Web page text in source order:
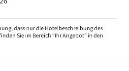
dass nur die Hotelbeschreibung des
Sie im Bereich “Ihr Angebot” in den